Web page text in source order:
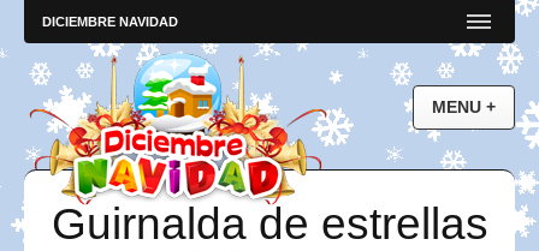
DICIEMBRE NAVIDAD
Guirnalda de estrellas